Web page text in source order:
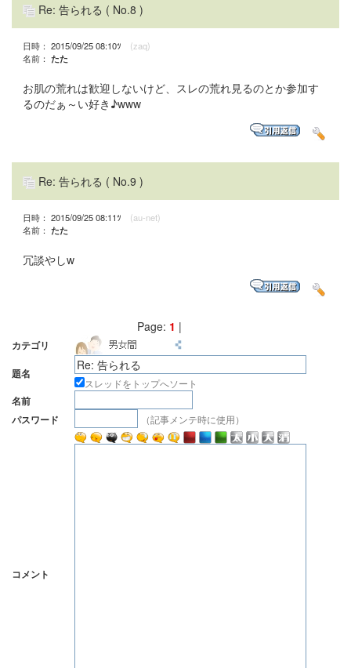
Re: 告られる ( No.8 )
日時： 2015/09/25 08:10ﾂ (zaq)
名前： たた
お肌の荒れは歓迎しないけど、スレの荒れ見るのとか参加す
るのだぁ～い好き♪www
Re: 告られる ( No.9 )
日時： 2015/09/25 08:11ﾂ (au-net)
名前： たた
冗談やしw
Page: 1 |
カテゴリ
題名
スレッドをトップへソート
名前
パスワード
（記事メンテ時に使用）
コメント